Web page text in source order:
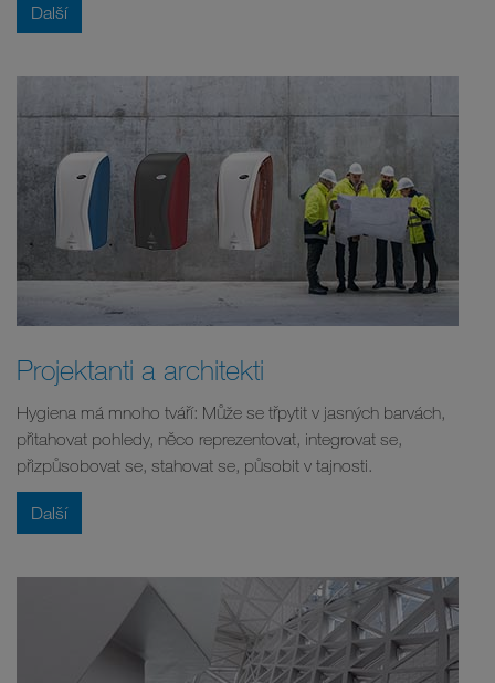
Další
Projektanti a architekti
Hygiena má mnoho tváří: Může se třpytit v jasných barvách,
přitahovat pohledy, něco reprezentovat, integrovat se,
přizpůsobovat se, stahovat se, působit v tajnosti.
Další